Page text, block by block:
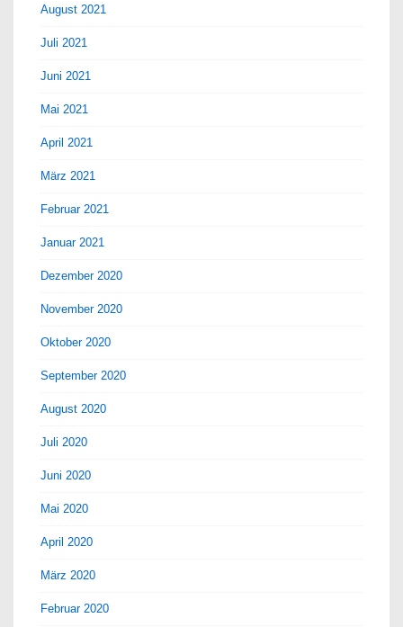
August 2021
Juli 2021
Juni 2021
Mai 2021
April 2021
März 2021
Februar 2021
Januar 2021
Dezember 2020
November 2020
Oktober 2020
September 2020
August 2020
Juli 2020
Juni 2020
Mai 2020
April 2020
März 2020
Februar 2020